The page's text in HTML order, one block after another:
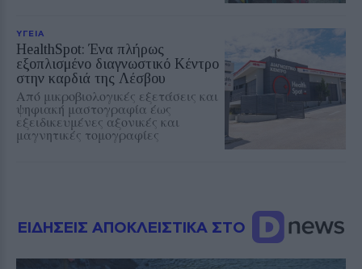
ΥΓΕΙΑ
ΗealthSpot: Ένα πλήρως
εξοπλισμένο διαγνωστικό Κέντρο
στην καρδιά της Λέσβου
Από μικροβιολογικές εξετάσεις και
ψηφιακή μαστογραφία έως
εξειδικευμένες αξονικές και
μαγνητικές τομογραφίες
ΕΙΔΗΣΕΙΣ ΑΠΟΚΛΕΙΣΤΙΚΑ ΣΤΟ